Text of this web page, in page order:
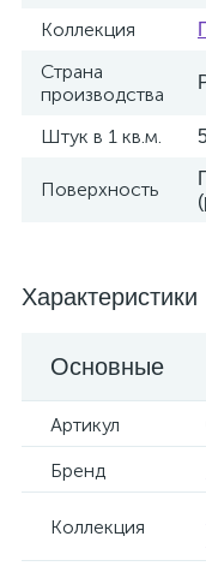
Коллекция
Страна
производства
Штук в 1 кв.м.
Поверхность
Характеристики
Основные
Артикул
Бренд
Коллекция